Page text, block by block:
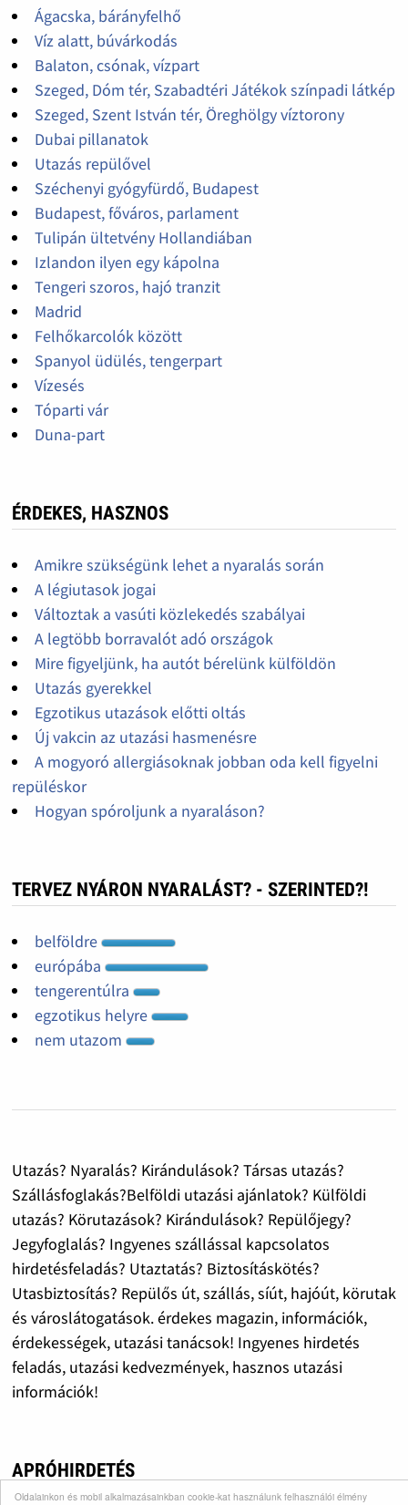
Oldalainkon és mobil alkalmazásainkban cookie-kat használunk felhasználói élmény
Ágacska, bárányfelhő
Víz alatt, búvárkodás
Balaton, csónak, vízpart
Szeged, Dóm tér, Szabadtéri Játékok színpadi látkép
Szeged, Szent István tér, Öreghölgy víztorony
Dubai pillanatok
Utazás repülővel
Széchenyi gyógyfürdő, Budapest
Budapest, főváros, parlament
Tulipán ültetvény Hollandiában
Izlandon ilyen egy kápolna
Tengeri szoros, hajó tranzit
Madrid
Felhőkarcolók között
Spanyol üdülés, tengerpart
Vízesés
Tóparti vár
Duna-part
ÉRDEKES, HASZNOS
Amikre szükségünk lehet a nyaralás során
A légiutasok jogai
Változtak a vasúti közlekedés szabályai
A legtöbb borravalót adó országok
Mire figyeljünk, ha autót bérelünk külföldön
Utazás gyerekkel
Egzotikus utazások előtti oltás
Új vakcin az utazási hasmenésre
A mogyoró allergiásoknak jobban oda kell figyelni
repüléskor
Hogyan spóroljunk a nyaraláson?
TERVEZ NYÁRON NYARALÁST? - SZERINTED?!
belföldre
európába
tengerentúlra
egzotikus helyre
nem utazom
Utazás? Nyaralás? Kirándulások? Társas utazás?
Szállásfoglakás?Belföldi utazási ajánlatok? Külföldi
utazás? Körutazások? Kirándulások? Repülőjegy?
Jegyfoglalás? Ingyenes szállással kapcsolatos
hirdetésfeladás? Utaztatás? Biztosításkötés?
Utasbiztosítás? Repülős út, szállás, síút, hajóút, körutak
és városlátogatások. érdekes magazin, információk,
érdekességek, utazási tanácsok! Ingyenes hirdetés
feladás, utazási kedvezmények, hasznos utazási
információk!
APRÓHIRDETÉS